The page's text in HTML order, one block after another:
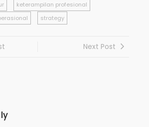
keterampilan profesional
strategy
Next Post